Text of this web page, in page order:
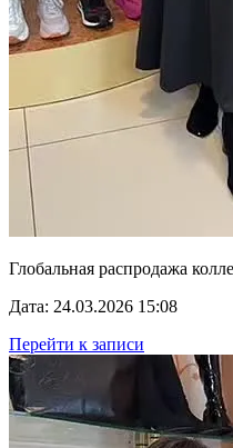
Глобальная распродажа
Дата: 24.03.2026 15:08
Перейти к записи